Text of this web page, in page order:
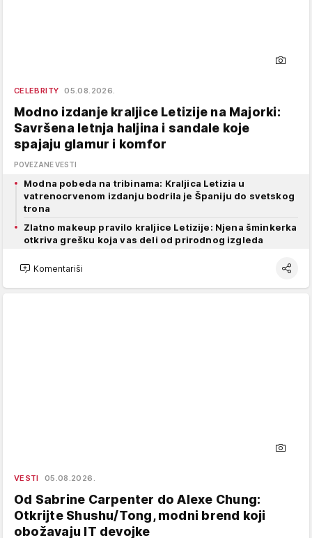
CELEBRITY 05.08.2026.
Modno izdanje kraljice Letizije na Majorki:
Savršena letnja haljina i sandale koje
spajaju glamur i komfor
POVEZANE VESTI
Modna pobeda na tribinama: Kraljica Letizia u
vatrenocrvenom izdanju bodrila je Španiju do svetskog
trona
Zlatno makeup pravilo kraljice Letizije: Njena šminkerka
otkriva grešku koja vas deli od prirodnog izgleda
Komentariši
VESTI 05.08.2026.
Od Sabrine Carpenter do Alexe Chung:
Otkrijte Shushu/Tong, modni brend koji
obožavaju IT devojke